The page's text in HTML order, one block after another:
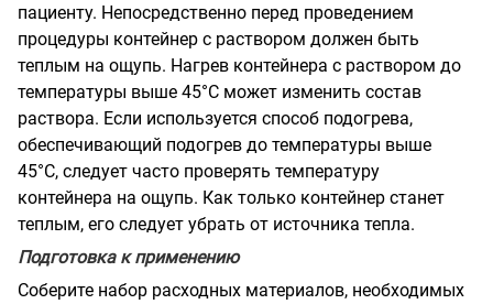
пациенту. Непосредственно перед проведением
процедуры контейнер с раствором должен быть
теплым на ощупь. Нагрев контейнера с раствором до
температуры выше 45°С может изменить состав
раствора. Если используется способ подогрева,
обеспечивающий подогрев до температуры выше
45°С, следует часто проверять температуру
контейнера на ощупь. Как только контейнер станет
теплым, его следует убрать от источника тепла.
Подготовка к применению
Соберите набор расходных материалов, необходимых